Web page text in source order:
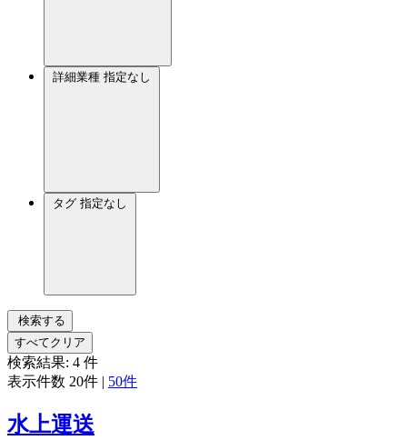
詳細業種 指定なし
タグ 指定なし
検索する
すべてクリア
検索結果: 4 件
表示件数 20件 | 50件
水上運送